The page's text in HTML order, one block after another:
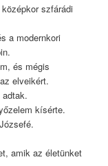
szfárádi
a modernkori
és mégis
elveikért.
kísérte.
amik az életünket